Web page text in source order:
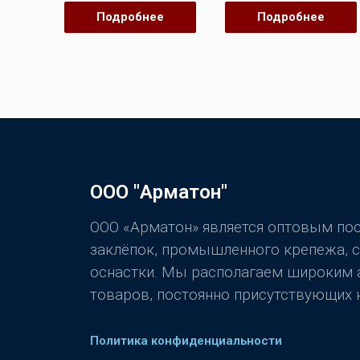
5
Подробнее
5
Подробнее
ООО "Арматон"
ООО «Арматон» является оптовым
заклёпок, промышленного крепежа,
оснастки. Мы располагаем широким
товаров, постоянно присутствующих
Политика конфиденциальности